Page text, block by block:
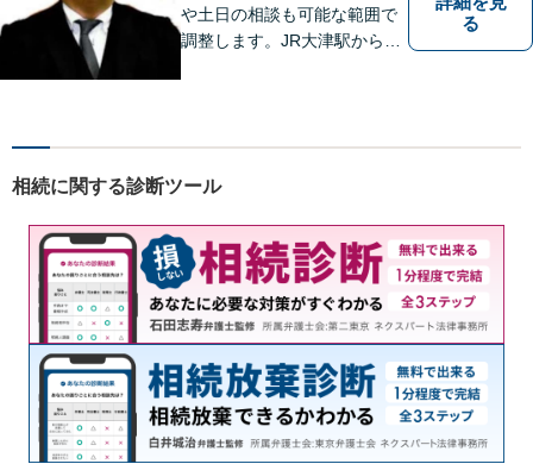
や土日の相談も可能な範囲で
調整します。JR大津駅から徒
位 弁護士ドットコムランキ
現在）】
る
相続に関する診断ツール